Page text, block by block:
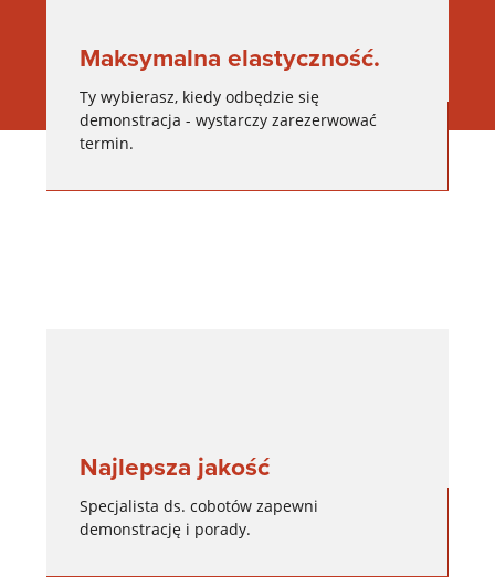
Maksymalna elastyczność.
Ty wybierasz, kiedy odbędzie się
demonstracja - wystarczy zarezerwować
termin.
Najlepsza jakość
Specjalista ds. cobotów zapewni
demonstrację i porady.